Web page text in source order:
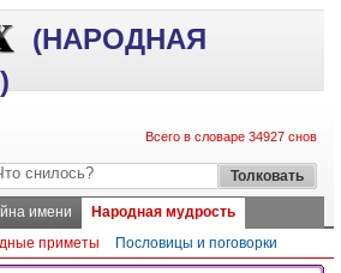
(НАРОДНАЯ
Всего в словаре 34927 снов
имени
Народная мудрость
приметы Пословицы и поговорки